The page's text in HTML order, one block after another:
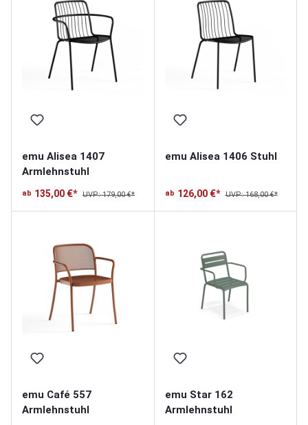
emu Alisea 1407
Armlehnstuhl
ab 135,00 €* UVP: 179,00 €*
emu Alisea 1406 Stuhl
ab 126,00 €* UVP: 168,00 €*
emu Café 557
Armlehnstuhl
emu Star 162
Armlehnstuhl